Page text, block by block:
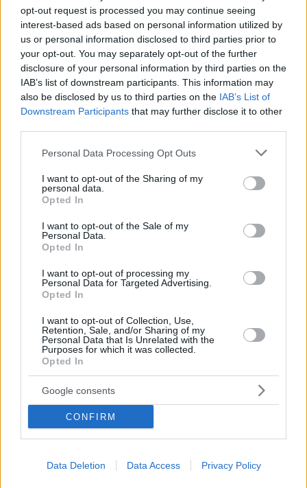
opt-out request is processed you may continue seeing
interest-based ads based on personal information utilized by
us or personal information disclosed to third parties prior to
your opt-out. You may separately opt-out of the further
disclosure of your personal information by third parties on the
IAB’s list of downstream participants. This information may
also be disclosed by us to third parties on the IAB’s List of
Downstream Participants that may further disclose it to other
Please note that this website/app uses one or more Google
not limited to your visit or usage behaviour. You may click to
grant or deny consent to Google and its third-party tags to
use your data for below specified purposes in below Google
consent section.
Personal Data Processing Opt Outs
I want to opt-out of the Sharing of my
personal data.
Opted In
I want to opt-out of the Sale of my
Personal Data.
Opted In
I want to opt-out of processing my
Personal Data for Targeted Advertising.
Opted In
I want to opt-out of Collection, Use,
Retention, Sale, and/or Sharing of my
Personal Data that Is Unrelated with the
Purposes for which it was collected.
Opted In
Google consents
CONFIRM
Data Deletion Data Access Privacy Policy
Hirdetés
Hirdetés